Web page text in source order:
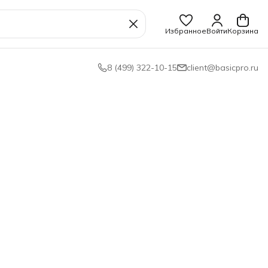
ИзбранноеВойтиКорзина
8 (499) 322-10-15 client@basicpro.ru